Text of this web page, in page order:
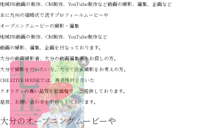
地域PR動画の制作、CM制作、YouTube制作など動画の撮影、編集、企画など
主に九州の結婚式で流すプロフィールムービーや
オープニングムービーの撮影・編集
地域PR動画の制作、CM制作、YouTube制作など
動画の撮影、編集、企画を行なっております。
大分の動画撮影者、大分の動画編集者をお探しの方。
大分で撮影を行いたい方。大分で出張撮影をお考えの方。
CREATIVE HOUSEでは、高級機材を用いた
クオリティの高い品質を低価格で、ご提供しております。
是非、お問い合わせをお待ちしております。
大分のオープニングムービーや